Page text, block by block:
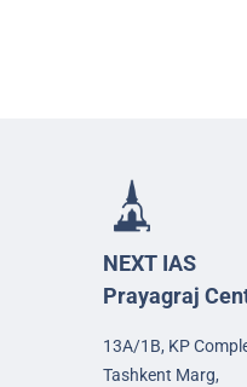
NEXT IAS
Prayagraj
13A/1B, KP
Tashkent Marg,